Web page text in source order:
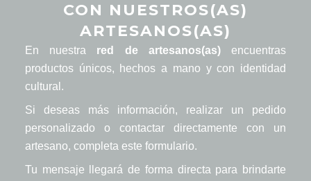
CON NUESTROS(AS)
ARTESANOS(AS)
En nuestra red de artesanos(as)encuentras
productos únicos, hechos a mano y con identidad
cultural.
Si deseas más información, realizar un pedido
personalizado o contactar directamente con un
artesano, completa este formulario.
Tu mensaje llegará de forma directa para brindarte